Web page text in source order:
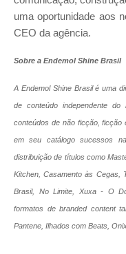
uma oportunidade aos
CEO da agência.
Sobre a Endemol Shine Brasil
A Endemol Shine Brasil é uma
de conteúdo independente
conteúdos de não ficção, ficção
em seu catálogo sucessos
distribuição de títulos como
Kitchen, Casamento às Cegas,
Brasil, No Limite, Xuxa - O
formatos de branded content
Pantene, Ilhados com Beats,